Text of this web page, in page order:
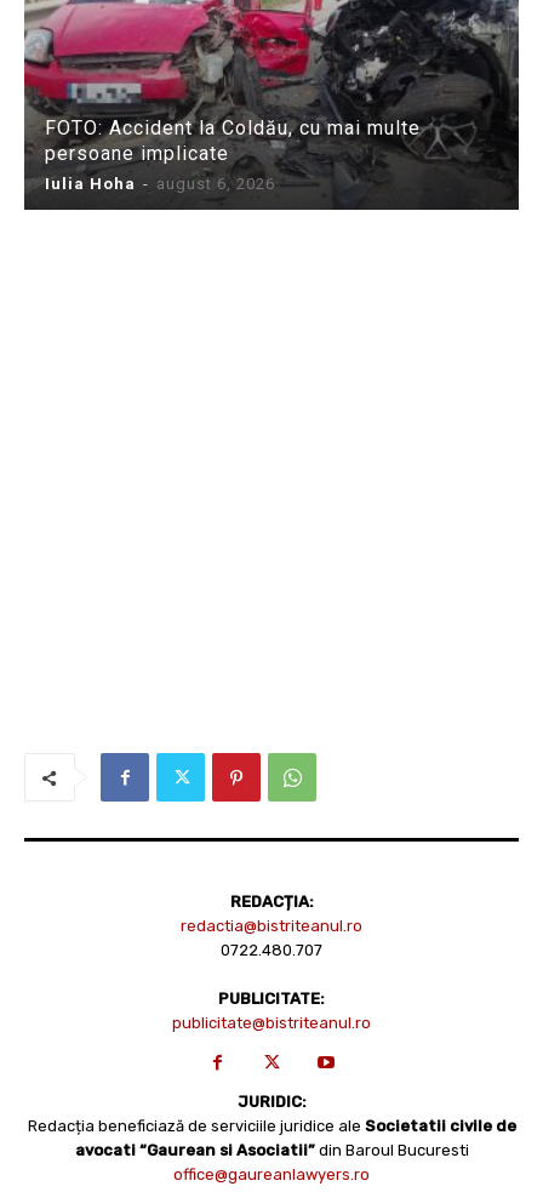
FOTO: Accident la Coldău, cu mai multe
persoane implicate
Iulia Hoha - august 6, 2026
REDACȚIA:
redactia@bistriteanul.ro
0722.480.707
PUBLICITATE:
publicitate@bistriteanul.ro
JURIDIC:
Redacția beneficiază de serviciile juridice ale Societatii civile de
avocati “Gaurean si Asociatii” din Baroul Bucuresti
office@gaureanlawyers.ro